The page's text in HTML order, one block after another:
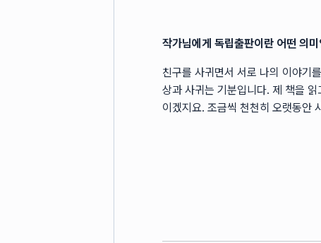
작가님에게 독립출판이란 어떤 의
친구를 사귀면서 서로 나의 이야기
상과 사귀는 기분입니다. 제 책을
이겠지요. 조금씩 천천히 오랫동안